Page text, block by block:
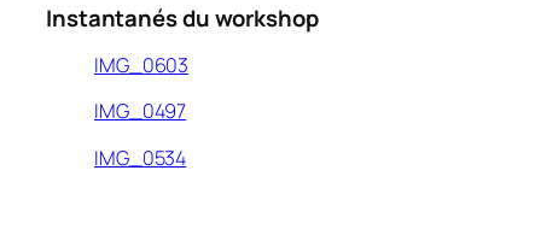
Instantanés du workshop
IMG_0603
IMG_0497
IMG_0534